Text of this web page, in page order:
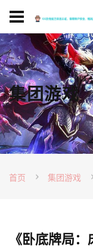
集团游戏
首页 集团游戏
《卧底牌局